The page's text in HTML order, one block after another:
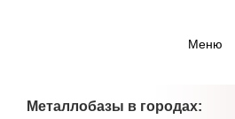
Меню
Металлобазы в городах: